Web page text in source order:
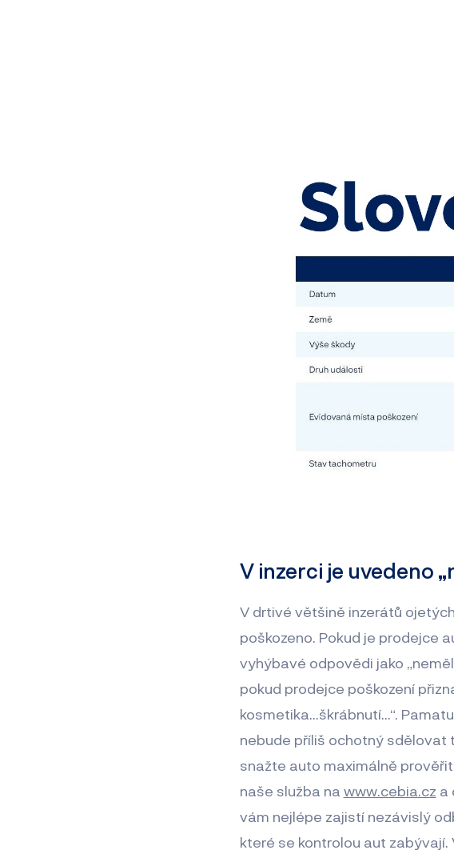
V inzerci je uvedeno
V drtivé většině inzerátů
poškozeno. Pokud je prodejce
vyhýbavé odpovědi jako
pokud prodejce poškození
kosmetika…škrábnutí…“.
nebude příliš ochotný sdělovat
snažte auto maximálně
naše služba na www.cebia.cz a
vám nejlépe zajistí nezávislý
které se kontrolou aut